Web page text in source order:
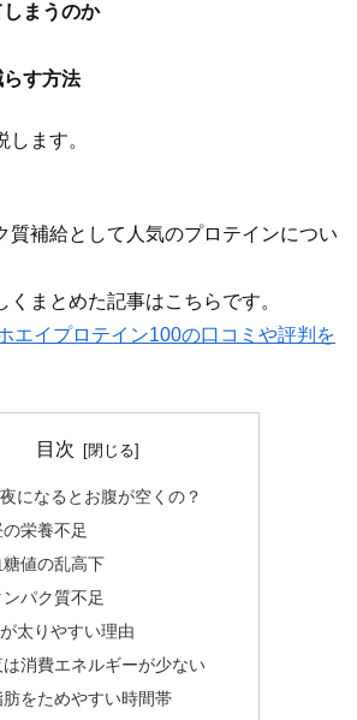
まうのか
す方法
ます。
質補給として人気のプロテインについ
くまとめた記事はこちらです。
エイプロテイン100の口コミや評判を
目次
になるとお腹が空くの？
の栄養不足
糖値の乱高下
ンパク質不足
太りやすい理由
は消費エネルギーが少ない
肪をためやすい時間帯